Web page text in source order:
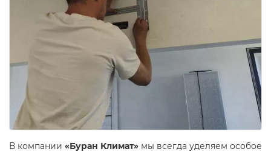
В компании «Буран Климат» мы всегда уделяем особое